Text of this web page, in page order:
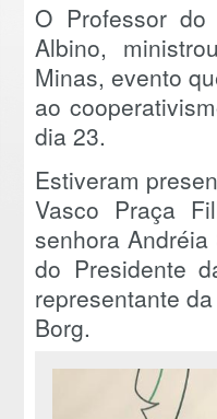
O Professor do
Albino,
Minas, evento
ao
dia 23.
Estiveram
Vasco Praça
senhora
do Presidente
representante
Borg.